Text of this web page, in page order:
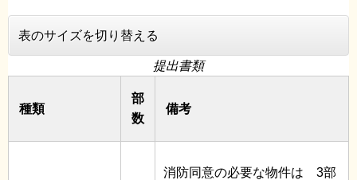
表のサイズを切り替える
提出書類
種類
部
数
備考
消防同意の必要な物件は 3部